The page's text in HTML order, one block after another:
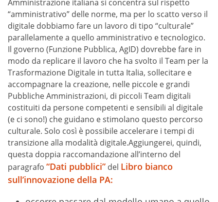
Amministrazione italiana si concentra sul rispetto
“amministrativo” delle norme, ma per lo scatto verso il
digitale dobbiamo fare un lavoro di tipo “culturale”
parallelamente a quello amministrativo e tecnologico.
Il governo (Funzione Pubblica, AgID) dovrebbe fare in
modo da replicare il lavoro che ha svolto il Team per la
Trasformazione Digitale in tutta Italia, sollecitare e
accompagnare la creazione, nelle piccole e grandi
Pubbliche Amministrazioni, di piccoli Team digitali
costituiti da persone competenti e sensibili al digitale
(e ci sono!) che guidano e stimolano questo percorso
culturale. Solo così è possibile accelerare i tempi di
transizione alla modalità digitale.Aggiungerei, quindi,
questa doppia raccomandazione all’interno del
paragrafo “Dati pubblici” del Libro bianco
sull’innovazione della PA: